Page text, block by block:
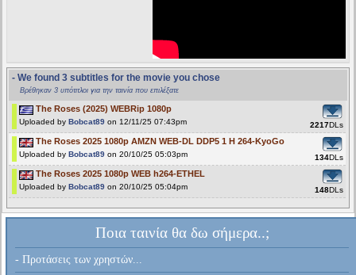
- We found 3 subtitles for the movie you chose
Βρέθηκαν 3 υπότιτλοι για την ταινία που επιλέξατε
The Roses (2025) WEBRip 1080p
Uploaded by Bobcat89 on 12/11/25 07:43pm 2217DLs
The Roses 2025 1080p AMZN WEB-DL DDP5 1 H 264-KyoGo
Uploaded by Bobcat89 on 20/10/25 05:03pm 134DLs
The Roses 2025 1080p WEB h264-ETHEL
Uploaded by Bobcat89 on 20/10/25 05:04pm 148DLs
Ποια ταινία θα δω σήμερα..;
- Προτάσεις των χρηστών...